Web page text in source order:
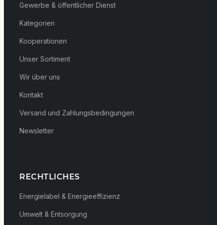
Gewerbe & öffentlicher Dienst
Kategorien
Kooperationen
Unser Sortiment
Wir über uns
Kontakt
Versand und Zahlungsbedingungen
Newsletter
RECHTLICHES
Energielabel & Energieeffizienz
Umwelt & Entsorgung